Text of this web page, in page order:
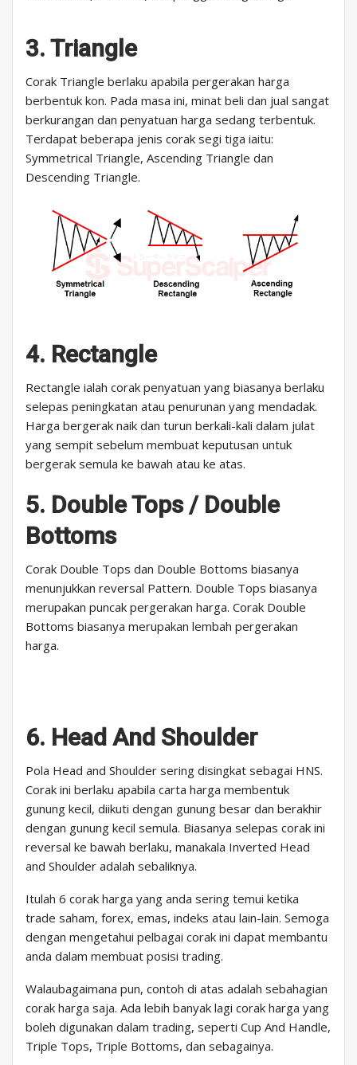
3. Triangle
Corak Triangle berlaku apabila pergerakan harga
berbentuk kon. Pada masa ini, minat beli dan jual sangat
berkurangan dan penyatuan harga sedang terbentuk.
Terdapat beberapa jenis corak segi tiga iaitu:
Symmetrical Triangle, Ascending Triangle dan
Descending Triangle.
4. Rectangle
Rectangle ialah corak penyatuan yang biasanya berlaku
selepas peningkatan atau penurunan yang mendadak.
Harga bergerak naik dan turun berkali-kali dalam julat
yang sempit sebelum membuat keputusan untuk
bergerak semula ke bawah atau ke atas.
5. Double Tops / Double
Bottoms
Corak Double Tops dan Double Bottoms biasanya
menunjukkan reversal Pattern. Double Tops biasanya
merupakan puncak pergerakan harga. Corak Double
Bottoms biasanya merupakan lembah pergerakan
harga.
6. Head And Shoulder
Pola Head and Shoulder sering disingkat sebagai HNS.
Corak ini berlaku apabila carta harga membentuk
gunung kecil, diikuti dengan gunung besar dan berakhir
dengan gunung kecil semula. Biasanya selepas corak ini
reversal ke bawah berlaku, manakala Inverted Head
and Shoulder adalah sebaliknya.
Itulah 6 corak harga yang anda sering temui ketika
trade saham, forex, emas, indeks atau lain-lain. Semoga
dengan mengetahui pelbagai corak ini dapat membantu
anda dalam membuat posisi trading.
Walaubagaimana pun, contoh di atas adalah sebahagian
corak harga saja. Ada lebih banyak lagi corak harga yang
boleh digunakan dalam trading, seperti Cup And Handle,
Triple Tops, Triple Bottoms, dan sebagainya.